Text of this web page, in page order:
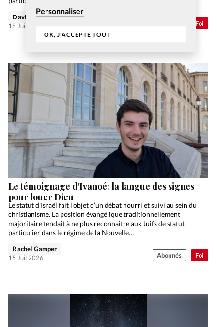
Personnaliser
OK, J'ACCEPTE TOUT
Foi
David Métreau
18 Juil 2026
Foi
Le témoignage d’Ivanoé: la langue des signes
pour louer Dieu
Le statut d’Israël fait l’objet d’un débat nourri et suivi au sein du
christianisme. La position évangélique traditionnellement
majoritaire tendait à ne plus reconnaître aux Juifs de statut
particulier dans le régime de la Nouvelle…
Rachel Gamper
15 Juil 2026
Abonnés